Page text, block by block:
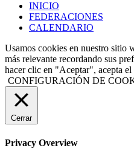
INICIO
FEDERACIONES
CALENDARIO
Usamos cookies en nuestro sitio
más relevante recordando sus
hacer clic en "Aceptar", acepta
CONFIGURACIÓN DE
Cerrar
Privacy Overview